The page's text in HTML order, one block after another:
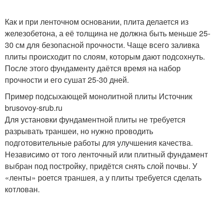
Как и при ленточном основании, плита делается из
железобетона, а её толщина не должна быть меньше 25-
30 см для безопасной прочности. Чаще всего заливка
плиты происходит по слоям, которым дают подсохнуть.
После этого фундаменту даётся время на набор
прочности и его сушат 25-30 дней.
Пример подсыхающей монолитной плиты Источник
brusovoy-srub.ru
Для установки фундаментной плиты не требуется
разрывать траншеи, но нужно проводить
подготовительные работы для улучшения качества.
Независимо от того ленточный или плитный фундамент
выбран под постройку, придётся снять слой почвы. У
«ленты» роется траншея, а у плиты требуется сделать
котлован.